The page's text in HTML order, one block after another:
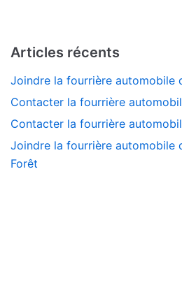
Articles récents
Joindre la fourrière automobile
Contacter la fourrière
Contacter la fourrière
Joindre la fourrière automobile
Forêt